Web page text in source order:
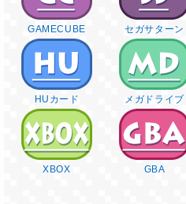
GAMECUBE セガサターン
HUカード メガドライブ
XBOX GBA